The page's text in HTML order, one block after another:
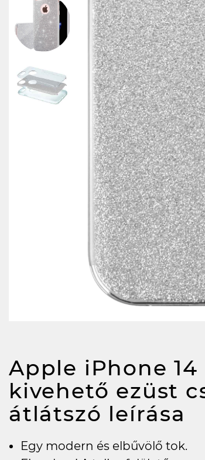
Apple iPhone
kivehető ezüst
átlátszó leírása
Egy modern és elbűvölő tok.